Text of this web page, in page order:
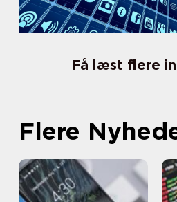
Få læst flere
Flere